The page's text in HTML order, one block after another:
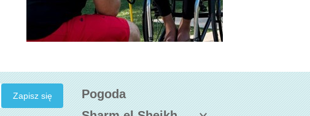
Pogoda